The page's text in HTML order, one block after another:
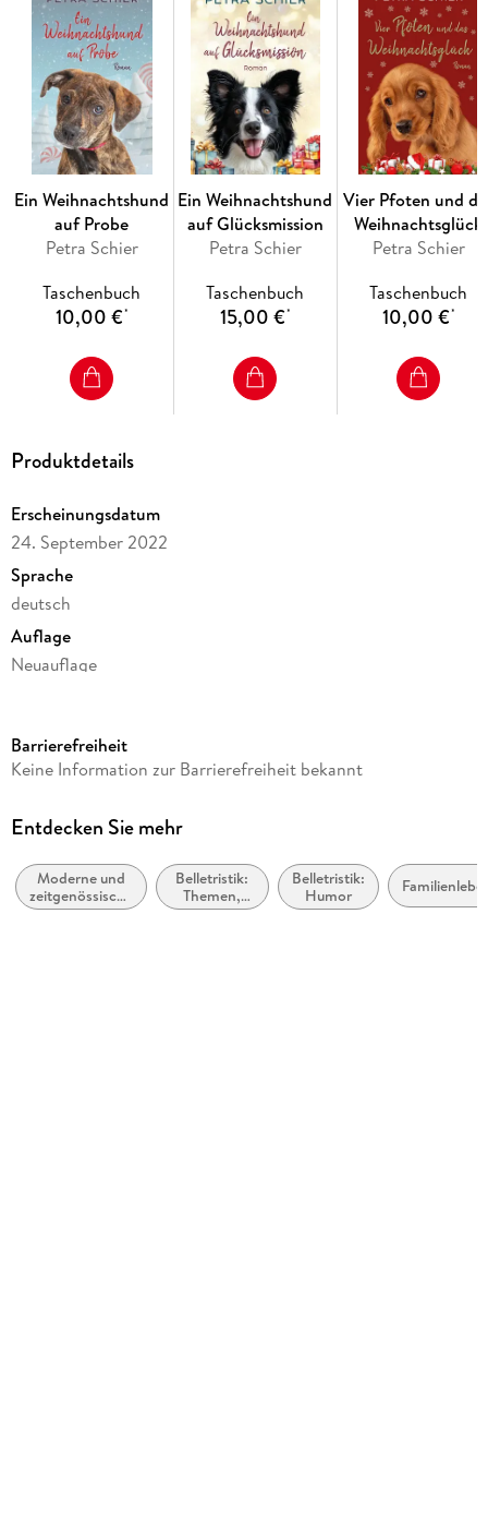
Ein Weihnachtshund
auf Probe
Petra Schier
Taschenbuch
10,00 €*
Ein Weihnachtshund
auf Glücksmission
Petra Schier
Taschenbuch
15,00 €*
Vier Pfoten und
Weihnachtsglück
Petra Schier
Taschenbuch
10,00 €*
Produktdetails
Erscheinungsdatum
24. September 2022
Sprache
deutsch
Auflage
Neuauflage
Reihe
Autor/Autorin
Verlag/Hersteller
Petra Schier
Barrierefreiheit
Keine Information zur Barrierefreiheit bekannt
Entdecken Sie mehr
Moderne und
zeitgenössische
Liebesromane
Belletristik:
Themen,
Stoffe,
Belletristik:
Humor